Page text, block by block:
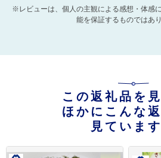
※レビューは、個人の主観による感想・体感
能を保証するものではあり
この返礼品を
ほかにこんな
見ています